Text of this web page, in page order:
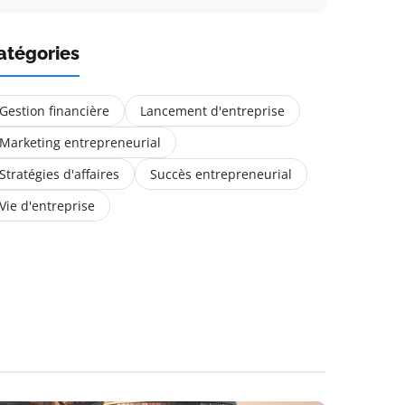
financière
Lancement d'entreprise
entrepreneurial
d'affaires
Succès entrepreneurial
d'entreprise